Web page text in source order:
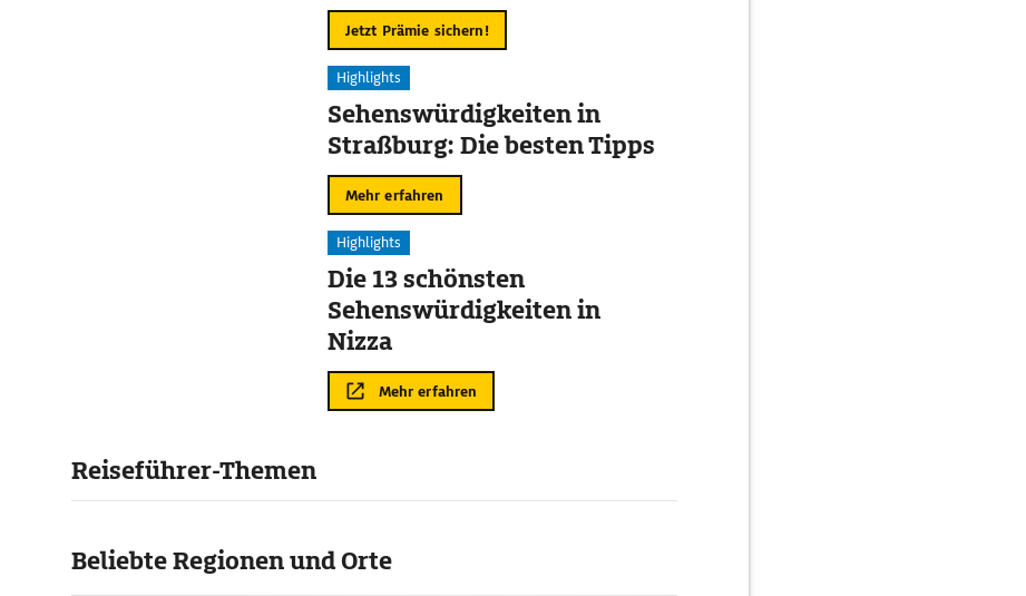
Jetzt Prämie sichern!
Highlights
Sehenswürdigkeiten in
Straßburg: Die besten Tipps
Mehr erfahren
Highlights
Die 13 schönsten
Sehenswürdigkeiten in
Nizza
Mehr erfahren
Reiseführer-Themen
Beliebte Regionen und Orte